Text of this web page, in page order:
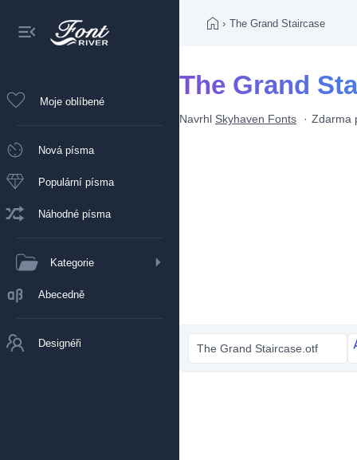
Moje oblíbené
Nová písma
Populární písma
Náhodné písma
Kategorie
Abecedně
Designéři
› The Grand Staircase
The Grand
Navrhl Skyhaven Fonts Zdarma
The Grand Staircase.otf